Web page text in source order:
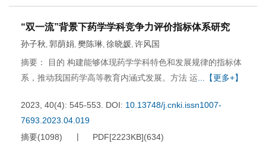
“双一流”背景下药学学科竞争力评价指标体系研究
孙子秋, 郭荫娟, 樊陈琳, 徐晓媛, 许风国
摘要： 目的 构建能够体现药学学科特色和发展规律的指标体
系，推动我国药学高等教育内涵式发展。方法 运 ...【更多+】
2023, 40(4): 545-553. DOI: 10.13748/j.cnki.issn1007-
7693.2023.04.019
摘要(1098) PDF[2223KB](634)